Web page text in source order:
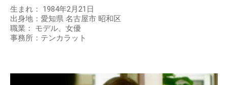
生まれ： 1984年2月21日
出身地：愛知県 名古屋市 昭和区
職業： モデル、女優
事務所：テンカラット